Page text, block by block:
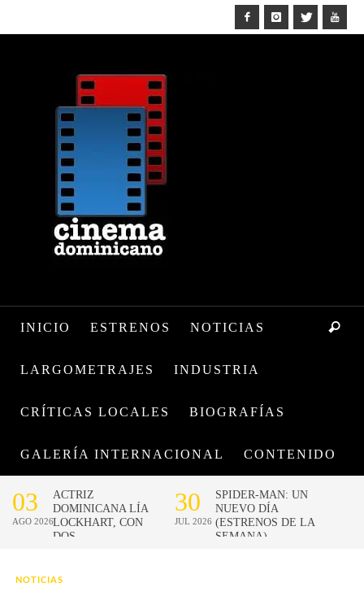
INICIO ESTRENOS NOTICIAS
LARGOMETRAJES INDUSTRIA
CRÍTICAS LOCALES BIOGRAFÍAS
GALERÍA INTERNACIONAL CONTENIDO
NOTICIAS